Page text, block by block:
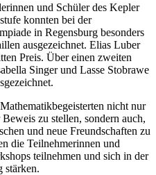
und Schüler des Kepler
konnten bei der
in Regensburg besonders
ausgezeichnet. Elias Luber
Preis. Über einen zweiten
Singer und Lasse Stobrawe
nicht nur
zu stellen, sondern auch,
und neue Freundschaften zu
die Teilnehmerinnen und
teilnehmen und sich in der
stärken.